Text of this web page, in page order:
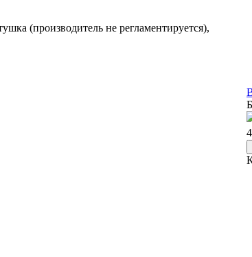
(производитель не регламентируется),